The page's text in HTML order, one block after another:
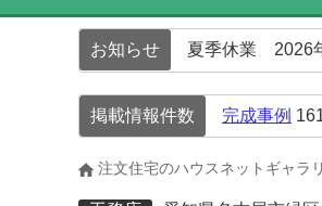
お知らせ 夏季休業 2026
掲載情報件数 完成事例
注文住宅のハウスネットギャラ